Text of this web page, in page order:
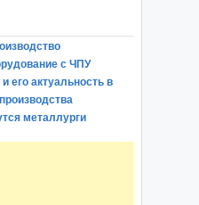
с ЧПУ
его актуальность в
металлурги